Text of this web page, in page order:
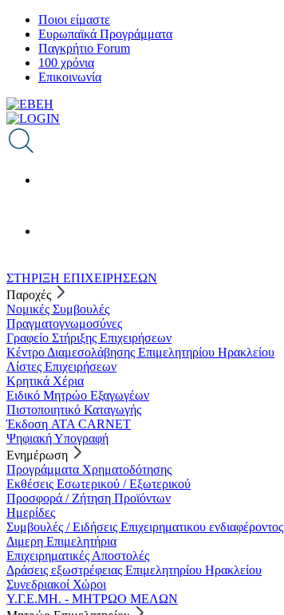
Παράκαμψη
προς
κυρίως
περιεχόμενο
Ποιοι είμαστε
Ευρωπαϊκά Προγράμματα
Παγκρήτιο Forum
100 χρόνια
Επικοινωνία
ΣΤΗΡΙΞΗ ΕΠΙΧΕΙΡΗΣΕΩΝ
Παροχές
Νομικές Συμβουλές
Πραγματογνωμοσύνες
Γραφείο Στήριξης Επιχειρήσεων
Κέντρο Διαμεσολάβησης Επιμελητηρίου Ηρακλείου
Λίστες Επιχειρήσεων
Κρητικά Χέρια
Ειδικό Μητρώο Εξαγωγέων
Πιστοποιητικό Καταγωγής
Έκδοση ATA CARNET
Ψηφιακή Υπογραφή
Ενημέρωση
Προγράμματα Χρηματοδότησης
Εκθέσεις Εσωτερικού / Εξωτερικού
Προσφορά / Ζήτηση Προϊόντων
Ημερίδες
Συμβουλές / Ειδήσεις Επιχειρηματικου ενδιαφέροντος
Διμερη Επιμελητήρια
Επιχειρηματικές Αποστολές
Δράσεις εξωστρέφειας Επιμελητηρίου Ηρακλείου
Συνεδριακοί Χώροι
Υ.Γ.Ε.ΜΗ. - ΜΗΤΡΩΟ ΜΕΛΩΝ